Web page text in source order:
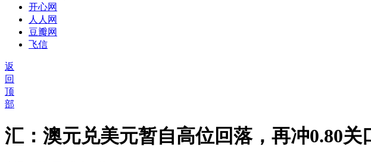
开心网
人人网
豆瓣网
飞信
返
回
顶
部
汇：澳元兑美元暂自高位回落，再冲0.80关